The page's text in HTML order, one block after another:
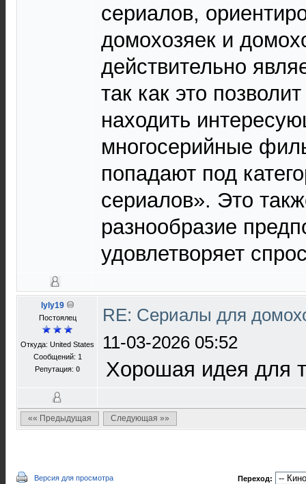
сериалов,
домохозяек и
действительно
так как это
находить
многосерийные
попадают под
сериалов». Это
разнообразие
удовлетворяет
lyly19
Постоялец
Откуда: United States
Сообщений: 1
Репутация: 0
RE: Сериалы для
11-03-2026 05:52
Хорошая идея для
«« Предыдущая Следующая »»
Версия для просмотра Переход: